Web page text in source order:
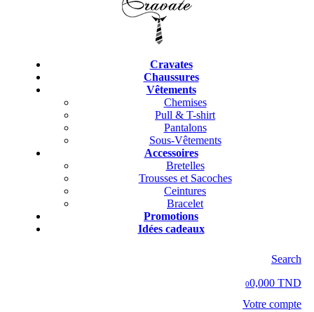
Cravates
Chaussures
Vêtements
Chemises
Pull & T-shirt
Pantalons
Sous-Vêtements
Accessoires
Bretelles
Trousses et Sacoches
Ceintures
Bracelet
Promotions
Idées cadeaux
Search
00,000 TND
Votre compte